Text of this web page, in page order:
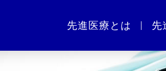
先進医療とは 先